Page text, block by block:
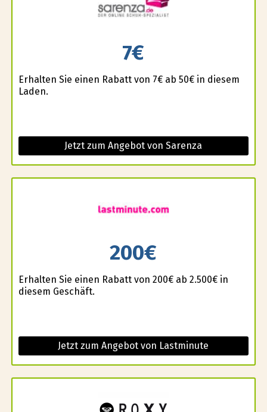
7€
Erhalten Sie einen Rabatt von 7€ ab 50€ in diesem
Laden.
Jetzt zum Angebot von Sarenza
200€
Erhalten Sie einen Rabatt von 200€ ab 2.500€ in
diesem Geschäft.
Jetzt zum Angebot von Lastminute